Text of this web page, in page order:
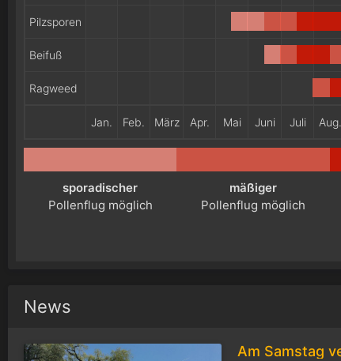
Jan. Feb. März Apr. Mai Juni Juli Aug.
Pilzsporen
Beifuß
Ragweed
sporadischer
Pollenflug möglich
mäßiger
Pollenflug möglich
News